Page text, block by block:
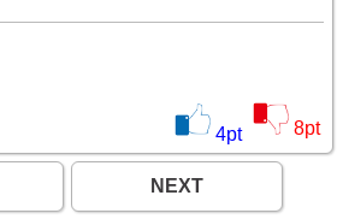
4pt 8pt
NEXT